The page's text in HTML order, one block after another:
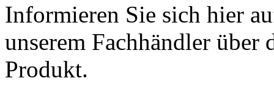
Informieren Sie sich hier
unserem Fachhändler über
Produkt.